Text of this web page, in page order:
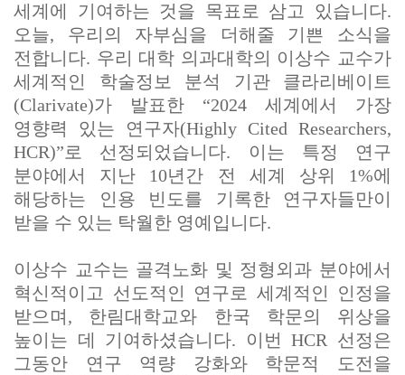
세계에 기여하는 것을 목표로 삼고 있습니다.
오늘, 우리의 자부심을 더해줄 기쁜 소식을
전합니다. 우리 대학 의과대학의 이상수 교수가
세계적인 학술정보 분석 기관 클라리베이트
(Clarivate)가 발표한 “2024 세계에서 가장
영향력 있는 연구자(Highly Cited Researchers,
HCR)”로 선정되었습니다. 이는 특정 연구
분야에서 지난 10년간 전 세계 상위 1%에
해당하는 인용 빈도를 기록한 연구자들만이
받을 수 있는 탁월한 영예입니다.
이상수 교수는 골격노화 및 정형외과 분야에서
혁신적이고 선도적인 연구로 세계적인 인정을
받으며, 한림대학교와 한국 학문의 위상을
높이는 데 기여하셨습니다. 이번 HCR 선정은
그동안 연구 역량 강화와 학문적 도전을